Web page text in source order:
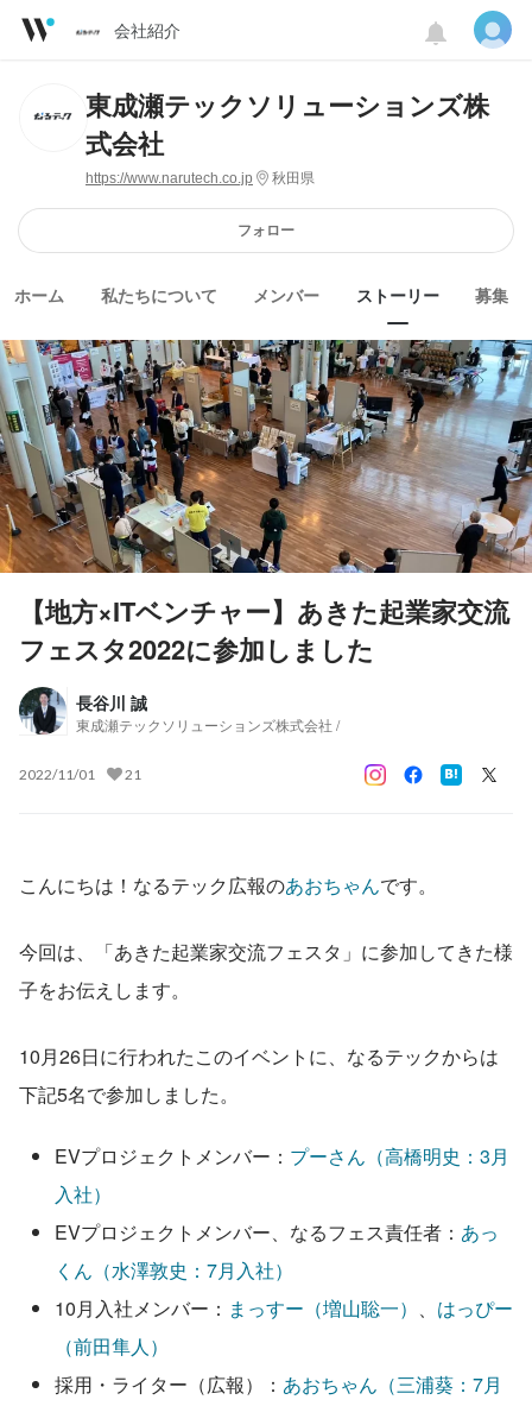
会社紹介
東成瀬テックソリューションズ株
式会社
https://www.narutech.co.jp 秋田県
フォロー
ホーム 私たちについて メンバー ストーリー 募集
【地方×ITベンチャー】あきた起業家交流
フェスタ2022に参加しました
長谷川 誠
東成瀬テックソリューションズ株式会社 /
2022/11/01 21
こんにちは！なるテック広報のあおちゃんです。
今回は、「あきた起業家交流フェスタ」に参加してきた様
子をお伝えします。
10月26日に行われたこのイベントに、なるテックからは
下記5名で参加しました。
EVプロジェクトメンバー： プーさん（高橋明史：3月
入社）
EVプロジェクトメンバー、なるフェス責任者： あっ
くん（水澤敦史：7月入社）
10月入社メンバー： まっすー（増山聡一） 、 はっぴー
（前田隼人）
採用・ライター（広報）： あおちゃん（三浦葵：7月